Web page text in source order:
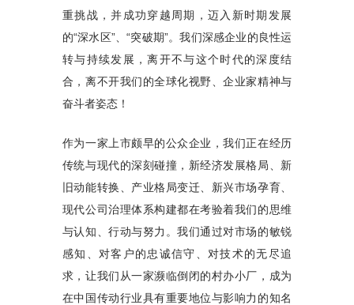
重挑战，并成功穿越周期，迈入新时期发展
的“深水区”、“突破期”。我们深感企业的良性运
转与持续发展，离开不与这个时代的深度结
合，离不开我们的全球化视野、企业家精神与
奋斗者姿态！
作为一家上市颇早的公众企业，我们正在经历
传统与现代的深刻碰撞，新经济发展格局、新
旧动能转换、产业格局变迁、新兴市场孕育、
现代公司治理体系构建都在考验着我们的思维
与认知、行动与努力。我们通过对市场的敏锐
感知、对客户的忠诚信守、对技术的无尽追
求，让我们从一家濒临倒闭的村办小厂，成为
在中国传动行业具有重要地位与影响力的知名